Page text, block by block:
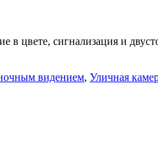
цвете, сигнализация и
видением, Уличная